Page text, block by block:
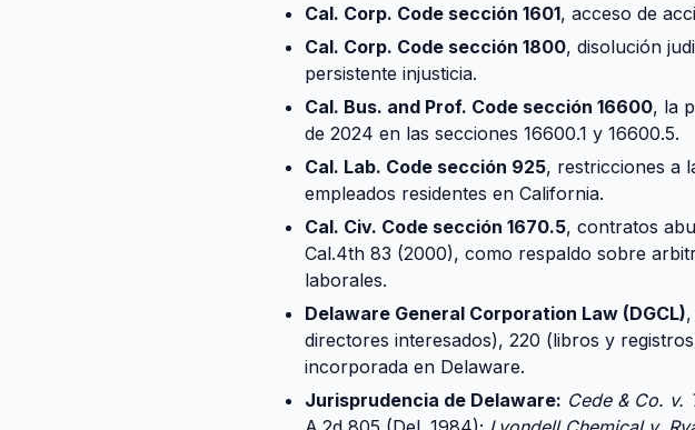
Cal. Corp. Code sección 1601, acceso de
Cal. Corp. Code sección 1800, disolución
persistente injusticia.
Cal. Bus. and Prof. Code sección 16600, la
de 2024 en las secciones 16600.1 y 16600.5.
Cal. Lab. Code sección 925, restricciones a
empleados residentes en California.
Cal. Civ. Code sección 1670.5, contratos
Cal.4th 83 (2000), como respaldo sobre
laborales.
Delaware General Corporation Law (DGCL)
directores interesados), 220 (libros y
incorporada en Delaware.
Jurisprudencia de Delaware: Cede & Co. v.